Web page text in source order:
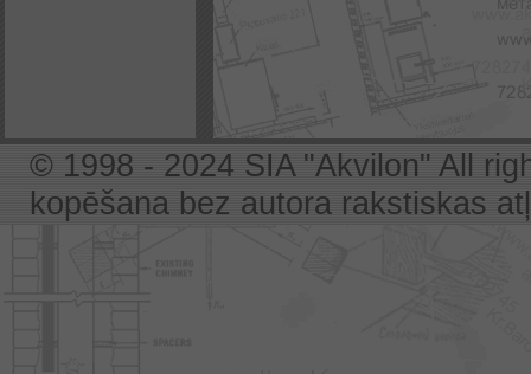
© 1998 - 2024 SIA "Akvilon" All
kopēšana bez autora rakstiskas